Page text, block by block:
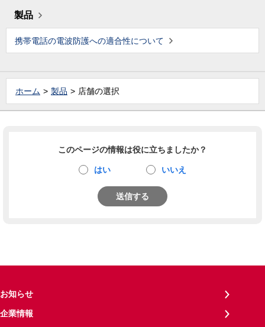
製品
携帯電話の電波防護への適合性について
ホーム 製品 店舗の選択
このページの情報は役に立ちましたか？
はい いいえ
送信する
お知らせ
企業情報